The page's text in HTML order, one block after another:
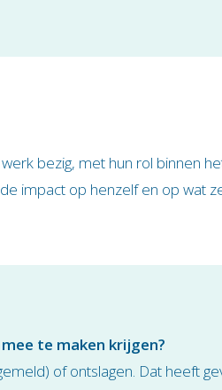
bezig, met hun rol binnen
impact op henzelf en op wat
te maken krijgen?
of ontslagen. Dat heeft